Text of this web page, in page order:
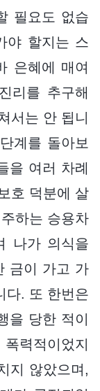
필요도 없습
야 할지는 스
은혜에 매여
리를 추구해
서는 안 됩니
계를 돌아보
을 여러 차례
호 덕분에 살
하는 승용차
나가 의식을
금이 가고 가
다. 또 한번은
을 당한 적이
력적이었지
지 않았으며,